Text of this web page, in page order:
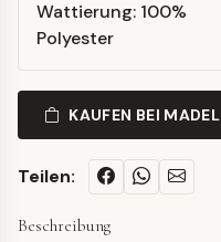
Wattierung: 100%
Polyester
KAUFEN BEI
Teilen:
Beschreibung